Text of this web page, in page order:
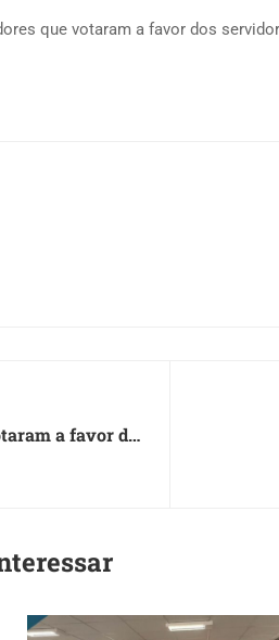
que votaram a favor dos
a favor da
Paes